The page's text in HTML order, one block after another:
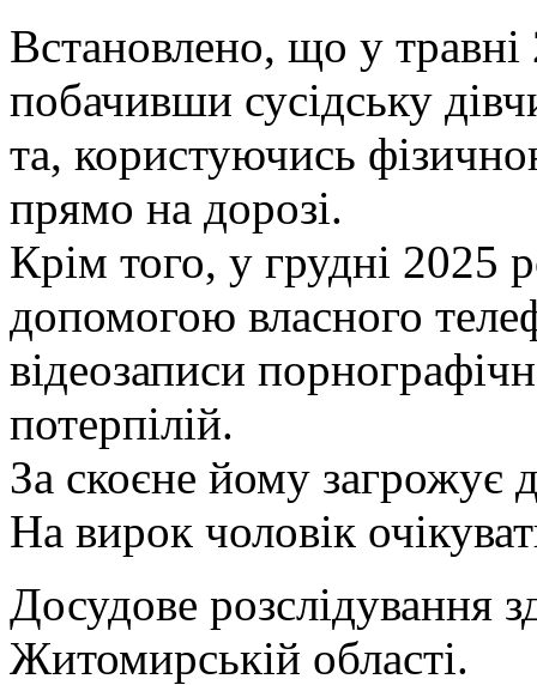
Встановлено, що у
побачивши сусідську
та, користуючись
прямо на дорозі.
Крім того, у грудні 2025
допомогою власного
відеозаписи
потерпілій.
За скоєне йому загрожує
На вирок чоловік
Досудове розслідування
Житомирській області.